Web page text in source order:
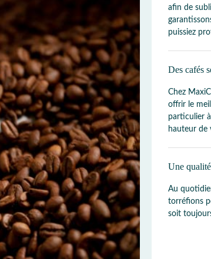
afin de
puissiez
Des cafés
Chez
offrir le
particulier
hauteur de
Une
Au
torréfions
soit